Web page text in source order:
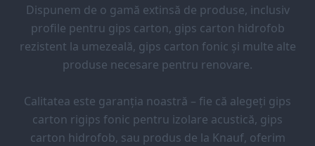
Dispunem de o gamă extinsă de produse, inclusiv
profile pentru gips carton, gips carton hidrofob
rezistent la umezeală, gips carton fonic și multe alte
produse necesare pentru renovare.
Calitatea este garanția noastră – fie că alegeți gips
carton rigips fonic pentru izolare acustică, gips
carton hidrofob, sau produs de la Knauf, oferim